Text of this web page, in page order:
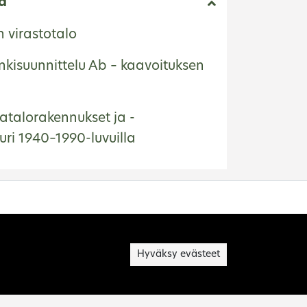
virastotalo
Ab – kaavoituksen
ja -
1940–1990-luvuilla
Hyväksy evästeet